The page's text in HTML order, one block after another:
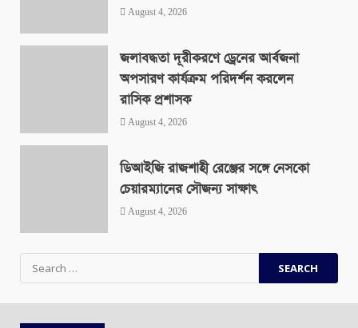
August 4, 2026
জলাবদ্ধতা দূরীকরণে ড্রেনের আর্বজনা
অপসারণ কার্যক্রম পরিদর্শন করলেন
রাসিক প্রশাসক
August 4, 2026
ডিআইজি রাজশাহী রেঞ্জের সঙ্গে নেসকো
চেয়ারম্যানের সৌজন্য সাক্ষাৎ
August 4, 2026
Search
for: